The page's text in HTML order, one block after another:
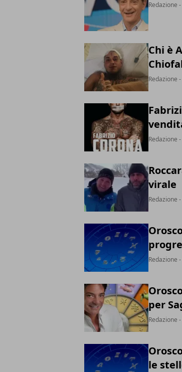
Redazione
Chi è
Redazione
Redazione
virale
Redazione
Redazione
per
Redazione
le